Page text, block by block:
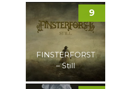
FINSTERFORST
– Still
9